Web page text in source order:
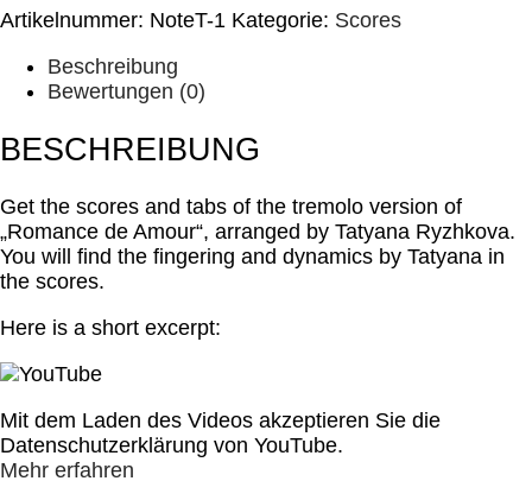
Artikelnummer: NoteT-1 Kategorie: Scores
Beschreibung
Bewertungen (0)
BESCHREIBUNG
Get the scores and tabs of the tremolo version of
„Romance de Amour“, arranged by Tatyana Ryzhkova.
You will find the fingering and dynamics by Tatyana in
the scores.
Here is a short excerpt:
Mit dem Laden des Videos akzeptieren Sie die
Datenschutzerklärung von YouTube.
Mehr erfahren